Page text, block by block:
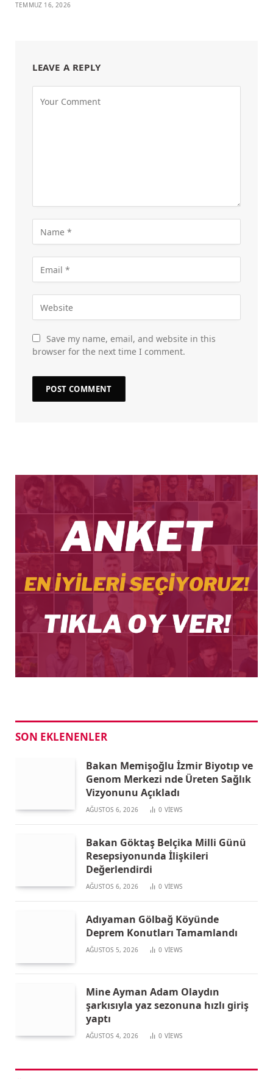
TEMMUZ 16, 2026
LEAVE A REPLY
Save my name, email, and website in this
browser for the next time I comment.
SON EKLENENLER
Bakan Memişoğlu İzmir Biyotıp ve
Genom Merkezi nde Üreten Sağlık
Vizyonunu Açıkladı
AĞUSTOS 6, 2026 0 VIEWS
Bakan Göktaş Belçika Milli Günü
Resepsiyonunda İlişkileri
Değerlendirdi
AĞUSTOS 6, 2026 0 VIEWS
Adıyaman Gölbağ Köyünde
Deprem Konutları Tamamlandı
AĞUSTOS 5, 2026 0 VIEWS
Mine Ayman Adam Olaydın
şarkısıyla yaz sezonuna hızlı giriş
yaptı
AĞUSTOS 4, 2026 0 VIEWS